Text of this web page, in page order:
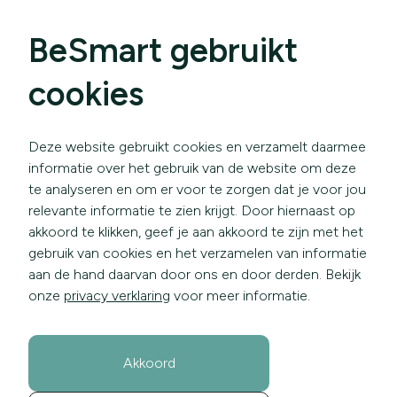
BeSmart gebruikt
cookies
Deze website gebruikt cookies en verzamelt daarmee
informatie over het gebruik van de website om deze
te analyseren en om er voor te zorgen dat je voor jou
relevante informatie te zien krijgt. Door hiernaast op
akkoord te klikken, geef je aan akkoord te zijn met het
gebruik van cookies en het verzamelen van informatie
aan de hand daarvan door ons en door derden. Bekijk
onze privacy verklaring voor meer informatie.
Akkoord